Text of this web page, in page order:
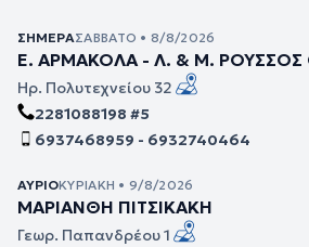
ΣΉΜΕΡΑΣΆΒΒΑΤΟ • 8/8/2026
Ε. ΑΡΜΑΚΟΛΑ - Λ. & Μ. ΡΟΥΣΣΟΣ
Ηρ. Πολυτεχνείου 32
2281088198 #5
6937468959 - 6932740464
ΑΎΡΙΟΚΥΡΙΑΚΉ • 9/8/2026
ΜΑΡΙΑΝΘΗ ΠΙΤΣΙΚΑΚΗ
Γεωρ. Παπανδρέου 1